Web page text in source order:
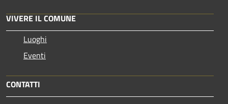
VIVERE IL COMUNE
Luoghi
Eventi
CONTATTI